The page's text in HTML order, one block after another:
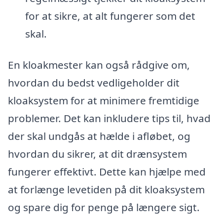
for at sikre, at alt fungerer som det
skal.
En kloakmester kan også rådgive om,
hvordan du bedst vedligeholder dit
kloaksystem for at minimere fremtidige
problemer. Det kan inkludere tips til, hvad
der skal undgås at hælde i afløbet, og
hvordan du sikrer, at dit drænsystem
fungerer effektivt. Dette kan hjælpe med
at forlænge levetiden på dit kloaksystem
og spare dig for penge på længere sigt.